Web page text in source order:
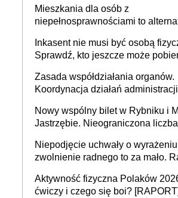
Mieszkania dla osób z
niepełnosprawnościami to
samodzielnie lub z rodziną
Inkasent nie musi być osobą
Sprawdź, kto jeszcze może
Zasada współdziałania organów.
Koordynacja działań
Nowy wspólny bilet w Rybniku i
Jastrzębie. Nieograniczona liczba
Niepodjęcie uchwały o
zwolnienie radnego to za mało.
rozstrzygać sprawy
Aktywność fizyczna Polaków
ćwiczy i czego się boi? [RAPORT]